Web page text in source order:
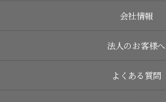
会社情報
法人のお客様へ
よくある質問